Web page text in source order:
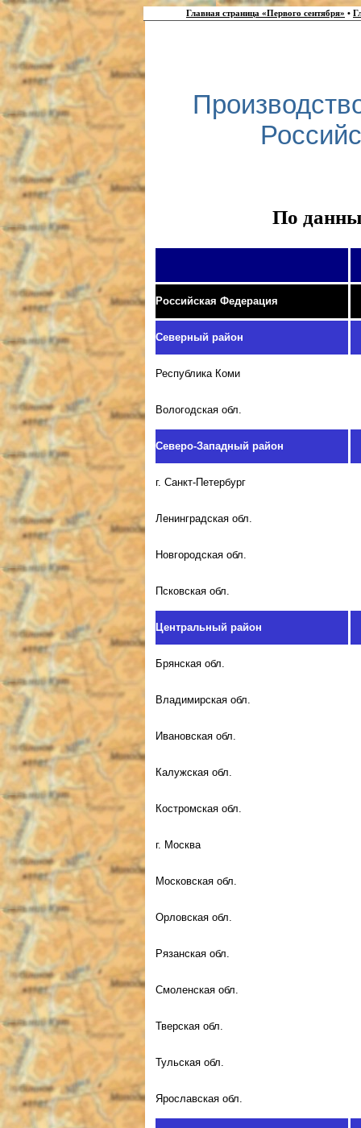
Главная страница «Первого сентября» •
По
Российская Федерация
Северный район
Республика Коми
Вологодская обл.
Северо-Западный район
г. Санкт-Петербург
Ленинградская обл.
Новгородская обл.
Псковская обл.
Центральный район
Брянская обл.
Владимирская обл.
Ивановская обл.
Калужская обл.
Костромская обл.
г. Москва
Московская обл.
Орловская обл.
Рязанская обл.
Смоленская обл.
Тверская обл.
Тульская обл.
Ярославская обл.